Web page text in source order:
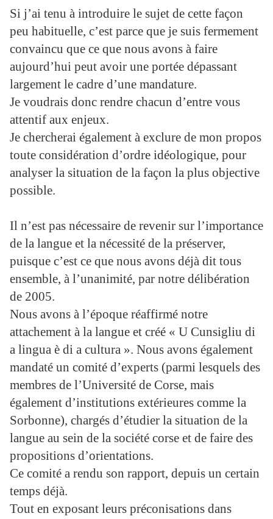
Si j’ai tenu à introduire le sujet de cette façon
peu habituelle, c’est parce que je suis fermement
convaincu que ce que nous avons à faire
aujourd’hui peut avoir une portée dépassant
largement le cadre d’une mandature.
Je voudrais donc rendre chacun d’entre vous
attentif aux enjeux.
Je chercherai également à exclure de mon propos
toute considération d’ordre idéologique, pour
analyser la situation de la façon la plus objective
possible.
Il n’est pas nécessaire de revenir sur l’importance
de la langue et la nécessité de la préserver,
puisque c’est ce que nous avons déjà dit tous
ensemble, à l’unanimité, par notre délibération
de 2005.
Nous avons à l’époque réaffirmé notre
attachement à la langue et créé « U Cunsigliu di
a lingua è di a cultura ». Nous avons également
mandaté un comité d’experts (parmi lesquels des
membres de l’Université de Corse, mais
également d’institutions extérieures comme la
Sorbonne), chargés d’étudier la situation de la
langue au sein de la société corse et de faire des
propositions d’orientations.
Ce comité a rendu son rapport, depuis un certain
temps déjà.
Tout en exposant leurs préconisations dans